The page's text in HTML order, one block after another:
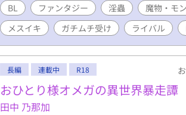
いる。 キレイ系の見
でもなく、自他共に
うタイプ。 ペルシア
カ。戦い以外はだい
ていたときはチート
ったが、ここでは結
しかけられたときは
クスしていたが、た
BL ファンタジー 淫蟲 魔物・モ
メスイキ
ガチムチ受け ライバル
長編 連載中 R18
おひとり様オメガの異世界暴走譚
田中 乃那加